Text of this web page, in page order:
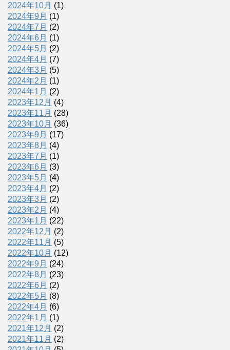
2024年10月 (1)
2024年9月 (1)
2024年7月 (2)
2024年6月 (1)
2024年5月 (2)
2024年4月 (7)
2024年3月 (5)
2024年2月 (1)
2024年1月 (2)
2023年12月 (4)
2023年11月 (28)
2023年10月 (36)
2023年9月 (17)
2023年8月 (4)
2023年7月 (1)
2023年6月 (3)
2023年5月 (4)
2023年4月 (2)
2023年3月 (2)
2023年2月 (4)
2023年1月 (22)
2022年12月 (2)
2022年11月 (5)
2022年10月 (12)
2022年9月 (24)
2022年8月 (23)
2022年6月 (2)
2022年5月 (8)
2022年4月 (6)
2022年1月 (1)
2021年12月 (2)
2021年11月 (2)